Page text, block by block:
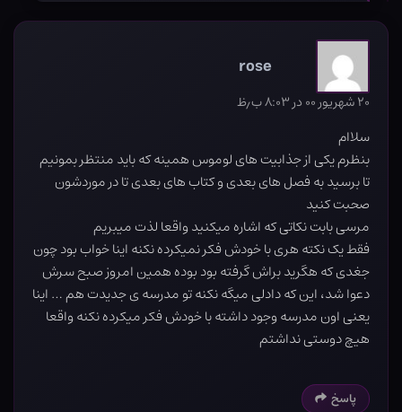
rose
۲۰ شهریور ۰۰ در ۸:۰۳ ب٫ظ
سلاام
بنظرم یکی از جذابیت های لوموس همینه که باید منتظر بمونیم
تا برسید به فصل های بعدی و کتاب های بعدی تا در موردشون
صحبت کنید
مرسی بابت نکاتی که اشاره میکنید واقعا لذت میبریم
فقط یک نکته هری با خودش فکر نمیکرده نکنه اینا خواب بود چون
جغدی که هگرید براش گرفته بود بوده همین امروز صبح سرش
دعوا شد، این که دادلی میگه نکنه تو مدرسه ی جدیدت هم … اینا
یعنی اون مدرسه وجود داشته با خودش فکر میکرده نکنه واقعا
هیچ دوستی نداشتم
پاسخ